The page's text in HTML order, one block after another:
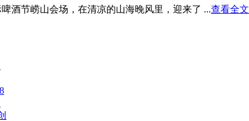
节崂山会场，在清凉的山海晚风里，迎来了 ...查看全文